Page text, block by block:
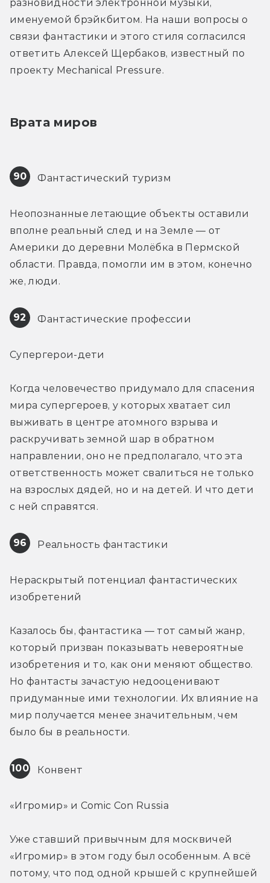
разновидности электронной музыки,
именуемой брэйкбитом. На наши вопросы о
связи фантастики и этого стиля согласился
ответить Алексей Щербаков, известный по
проекту Mechanical Pressure.
Врата миров
90 Фантастический туризм
Неопознанные летающие объекты оставили
вполне реальный след и на Земле — от
Америки до деревни Молёбка в Пермской
области. Правда, помогли им в этом, конечно
же, люди.
92 Фантастические профессии
Супергерои-дети
Когда человечество придумало для спасения
мира супергероев, у которых хватает сил
выживать в центре атомного взрыва и
раскручивать земной шар в обратном
направлении, оно не предполагало, что эта
ответственность может свалиться не только
на взрослых дядей, но и на детей. И что дети
с ней справятся.
96 Реальность фантастики
Нераскрытый потенциал фантастических
изобретений
Казалось бы, фантастика — тот самый жанр,
который призван показывать невероятные
изобретения и то, как они меняют общество.
Но фантасты зачастую недооценивают
придуманные ими технологии. Их влияние на
мир получается менее значительным, чем
было бы в реальности.
100 Конвент
«Игромир» и Comic Con Russia
Уже ставший привычным для москвичей
«Игромир» в этом году был особенным. А всё
потому, что под одной крышей с крупнейшей